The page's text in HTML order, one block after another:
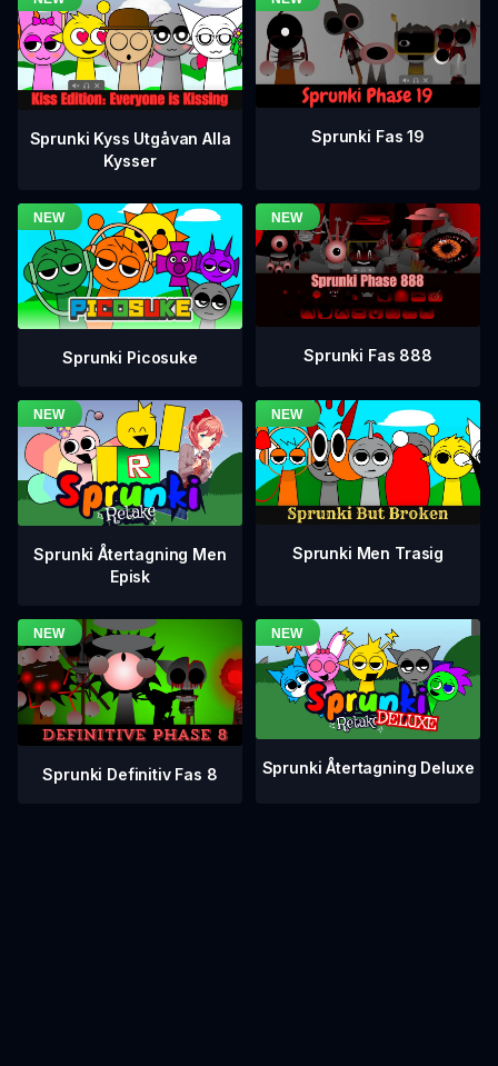
Sprunki Kyss Utgåvan Alla
Kysser
Sprunki Fas 19
Sprunki Picosuke Sprunki Fas 888
Sprunki Återtagning Men
Episk
Sprunki Men Trasig
Sprunki Definitiv Fas 8 Sprunki Återtagning Deluxe